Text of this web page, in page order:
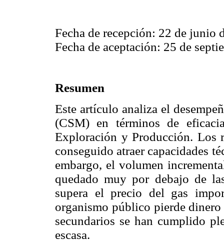
Fecha de recepción: 22 de junio
Fecha de aceptación: 25 de
Resumen
Este artículo analiza el
(CSM) en términos de
Exploración y Producción. Los
conseguido atraer capacidades
embargo, el volumen
quedado muy por debajo de
supera el precio del gas
organismo público pierde
secundarios se han cumplido
escasa.